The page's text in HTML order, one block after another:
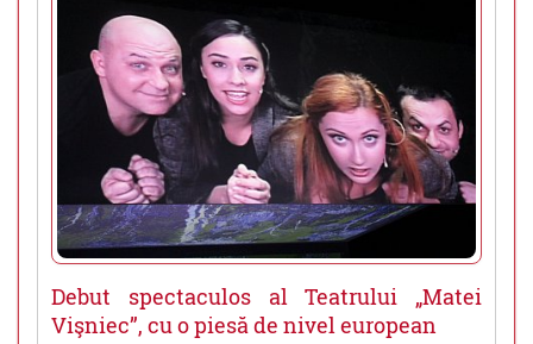
Debut spectaculos al Teatrului „Matei
Vişniec”, cu o piesă de nivel european